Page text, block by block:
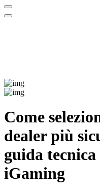
Come
dealer più
guida
iGaming